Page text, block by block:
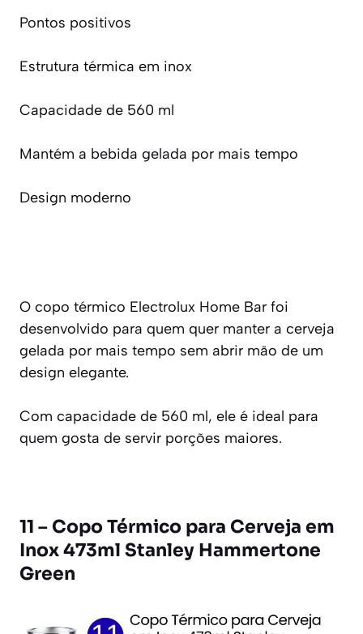
Pontos positivos
Estrutura térmica em inox
Capacidade de 560 ml
Mantém a bebida gelada por mais tempo
Design moderno
O copo térmico Electrolux Home Bar foi
desenvolvido para quem quer manter a cerveja
gelada por mais tempo sem abrir mão de um
design elegante.
Com capacidade de 560 ml, ele é ideal para
quem gosta de servir porções maiores.
11 – Copo Térmico para Cerveja em
Inox 473ml Stanley Hammertone
Green